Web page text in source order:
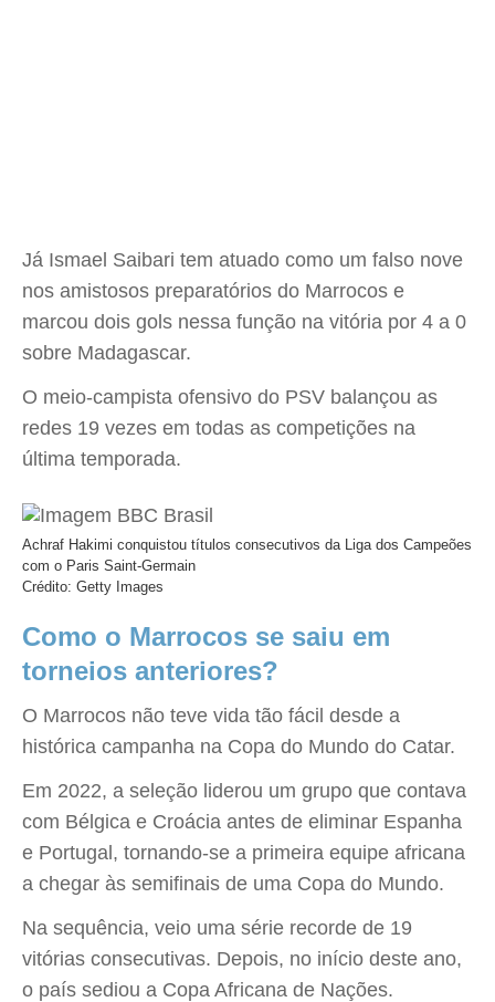
Já Ismael Saibari tem atuado como um falso nove
nos amistosos preparatórios do Marrocos e
marcou dois gols nessa função na vitória por 4 a 0
sobre Madagascar.
O meio-campista ofensivo do PSV balançou as
redes 19 vezes em todas as competições na
última temporada.
Achraf Hakimi conquistou títulos consecutivos da Liga dos Campeões
com o Paris Saint-Germain
Crédito: Getty Images
Como o Marrocos se saiu em
torneios anteriores?
O Marrocos não teve vida tão fácil desde a
histórica campanha na Copa do Mundo do Catar.
Em 2022, a seleção liderou um grupo que contava
com Bélgica e Croácia antes de eliminar Espanha
e Portugal, tornando-se a primeira equipe africana
a chegar às semifinais de uma Copa do Mundo.
Na sequência, veio uma série recorde de 19
vitórias consecutivas. Depois, no início deste ano,
o país sediou a Copa Africana de Nações.